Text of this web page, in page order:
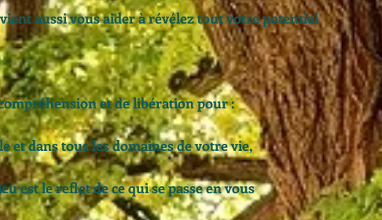
aussi vous aider à révélez tout votre potentiel
et de libération pour :
et dans tous les domaines de votre vie,
est le reflet de ce qui se passe en vous